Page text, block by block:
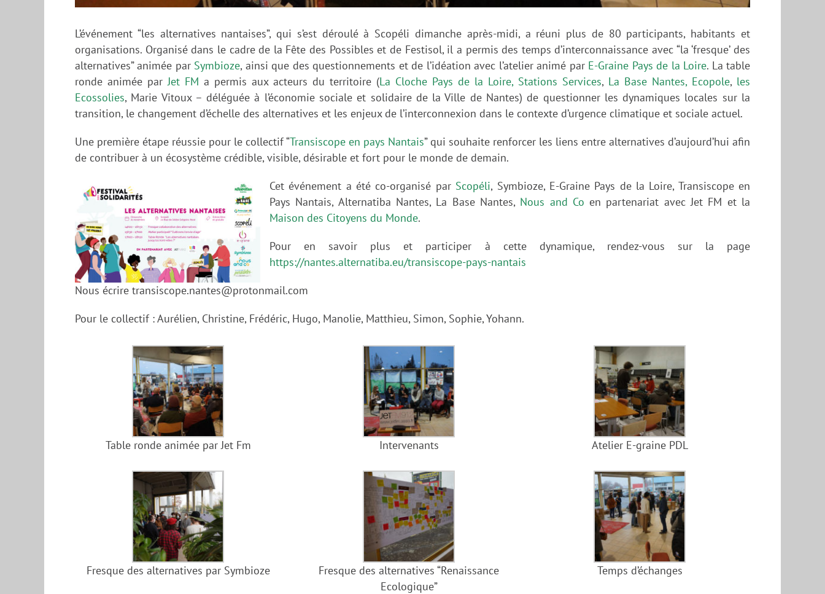
L’événement “les alternatives nantaises”, qui s’est déroulé à Scopéli dimanche après-midi, a réuni plus de 80 participants, habitants et
organisations. Organisé dans le cadre de la Fête des Possibles et de Festisol, il a permis des temps d’interconnaissance avec “la ‘fresque’ des
alternatives” animée par Symbioze, ainsi que des questionnements et de l’idéation avec l’atelier animé par E-Graine Pays de la Loire. La table
ronde animée parJet FM a permis aux acteurs du territoire (La Cloche Pays de la Loire, Stations Services, La Base Nantes, Ecopole, les
Ecossolies, Marie Vitoux – déléguée à l’économie sociale et solidaire de la Ville de Nantes) de questionner les dynamiques locales sur la
transition, le changement d’échelle des alternatives et les enjeux de l’interconnexion dans le contexte d’urgence climatique et sociale actuel.
Une première étape réussie pour le collectif “Transiscope en pays Nantais” qui souhaite renforcer les liens entre alternatives d’aujourd’hui afin
de contribuer à un écosystème crédible, visible, désirable et fort pour le monde de demain.
Cet événement a été co-organisé par Scopéli, Symbioze, E-Graine Pays de la Loire, Transiscope en
Pays Nantais, Alternatiba Nantes, La Base Nantes, Nous and Co en partenariat avec Jet FM et la
Maison des Citoyens du Monde.
Pour en savoir plus et participer à cette dynamique, rendez-vous sur la page
https://nantes.alternatiba.eu/transiscope-pays-nantais
Nous écrire transiscope.nantes@protonmail.com
Pour le collectif : Aurélien, Christine, Frédéric, Hugo, Manolie, Matthieu, Simon, Sophie, Yohann.
Table ronde animée par Jet Fm Intervenants Atelier E-graine PDL
Fresque des alternatives par Symbioze
Fresque des alternatives “Renaissance
Ecologique”
Temps d’échanges